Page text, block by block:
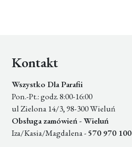
Kontakt
Wszystko Dla Parafii
Pon.-Pt.: godz. 8:00-16:00
ul Zielona 14/3, 98-300 Wieluń
Obsługa zamówień - Wieluń
Iza/Kasia/Magdalena - 570 970 100